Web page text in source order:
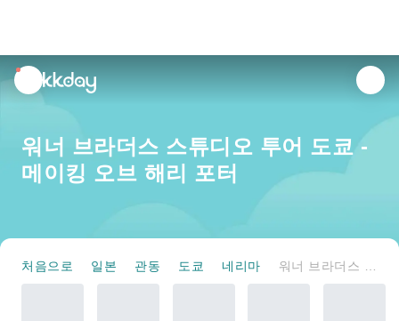
unread
notifications
워너 브라더스 스튜디오 투어 도쿄 -
메이킹 오브 해리 포터
처음으로 일본 관동 도쿄 네리마